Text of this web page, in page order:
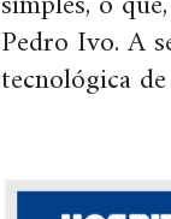
Pedro Ivo. A
tecnológica